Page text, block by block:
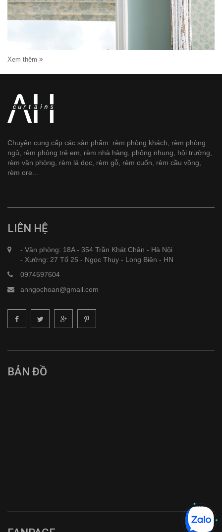
Xem thêm
Chuyên cung cấp các sản phẩm: rèm phòng khách, rèm phòng
ngủ, rèm phòng trẻ em, rèm nhà hàng, phông nhung, hội trường,
rèm văn phòng, rèm lá dọc, rèm gỗ, rèm cuốn, rèm cầu vồng,
rèm ore...
LIÊN HỆ
- Văn phòng: 18A - 354 Trần Khát Chân - Hà Nội
- Xưởng: 27 Tổ 25 - Ngọc Thụy - Long Biên - HN
0974597604
anngochoan@gmail.com
BẢN ĐỒ